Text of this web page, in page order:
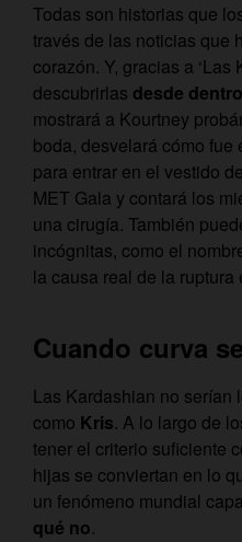
Todas son historias que
través de las noticias que
corazón. Y, gracias a ‘Las
descubrirlas desde dentro
mostrará a Kourtney
boda, desvelará cómo
para entrar en el vestido de
MET Gala y contará los
una cirugía. También
incógnitas, como el
la causa real de la ruptura
Cuando curva
Las Kardashian no serían
como Kris. A lo largo de
tener el criterio suficiente
hijas se conviertan en lo
un fenómeno mundial
qué no.